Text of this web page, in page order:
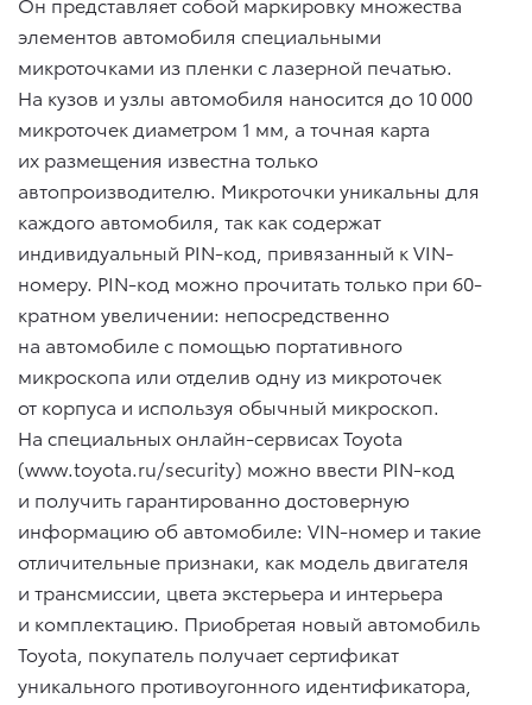
элементов автомобиля специальными
микроточками из пленки с лазерной печатью.
На кузов и узлы автомобиля наносится до 10 000
микроточек диаметром 1 мм, а точная карта
их размещения известна только
автопроизводителю. Микроточки уникальны для
каждого автомобиля, так как содержат
индивидуальный PIN-код, привязанный к VIN-
номеру. PIN-код можно прочитать только при 60-
кратном увеличении: непосредственно
на автомобиле с помощью портативного
микроскопа или отделив одну из микроточек
от корпуса и используя обычный микроскоп.
На специальных онлайн-сервисах Toyota
(www.toyota.ru/security) можно ввести PIN-код
и получить гарантированно достоверную
информацию об автомобиле: VIN-номер и такие
отличительные признаки, как модель двигателя
и трансмиссии, цвета экстерьера и интерьера
и комплектацию. Приобретая новый автомобиль
Toyota, покупатель получает сертификат
уникального противоугонного идентификатора,